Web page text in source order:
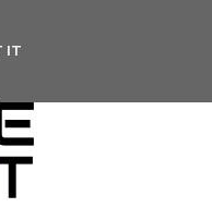
IT